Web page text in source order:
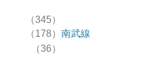
（345）
（178） 南武線
（36）